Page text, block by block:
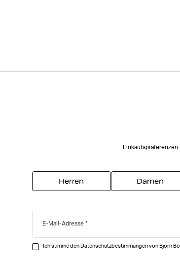
Einkaufspräferenzen
Herren Damen
E-Mail-Adresse
Ich stimme den Datenschutzbestimmungen von Björn